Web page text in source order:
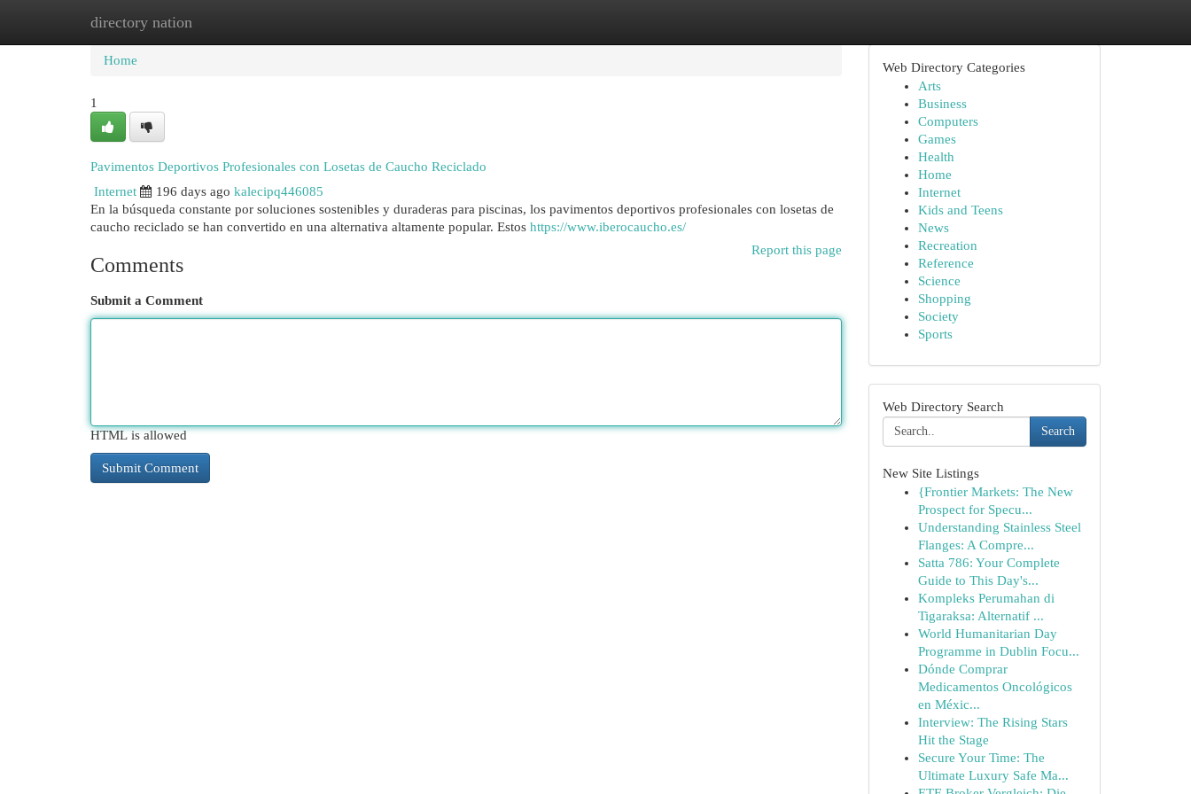
directory nation
Home New Site Listings
Home
1
Pavimentos Deportivos Profesionales con Losetas de Caucho Reciclado
Internet
196 days ago kalecipq446085
En la búsqueda constante por soluciones sostenibles y duraderas para piscinas, los pavimentos deportivos profesionales con losetas de
caucho reciclado se han convertido en una alternativa altamente popular. Estos https://www.iberocaucho.es/
Report this page
Comments
Submit a Comment
HTML is allowed
Web Directory Categories
Arts
Business
Computers
Games
Health
Home
Internet
Kids and Teens
News
Recreation
Reference
Science
Shopping
Society
Sports
Web Directory Search
Search
New Site Listings
{Frontier Markets: The New
Prospect for Specu...
Understanding Stainless Steel
Flanges: A Compre...
Satta 786: Your Complete
Guide to This Day's...
Kompleks Perumahan di
Tigaraksa: Alternatif ...
World Humanitarian Day
Programme in Dublin Focu...
Dónde Comprar
Medicamentos Oncológicos
en Méxic...
Interview: The Rising Stars
Hit the Stage
Secure Your Time: The
Ultimate Luxury Safe Ma...